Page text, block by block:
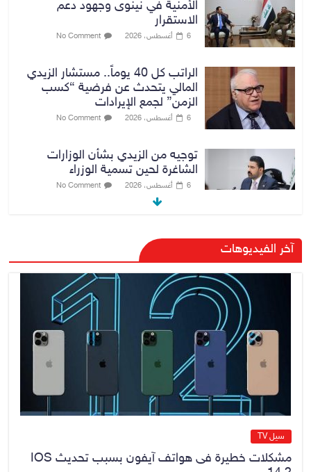
الأمنية في نينوى وجهود دعم
الاستقرار
6 أغسطس، 2026 No Comment
الراتب كل 40 يوماً.. مستشار الزيدي
المالي يتحدث عن فرضية “كسب
الزمن” لجمع الإيرادات
6 أغسطس، 2026 No Comment
توجيه من الزيدي بشأن الوزارات
الشاغرة لحين تسمية الوزراء
6 أغسطس، 2026 No Comment
هيئة الإعلام والاتصالات تعتمد شركة
Apple منصة رقمية موثوقة لدعم
الاقتصاد الرقمي
6 أغسطس، 2026 No Comment
رئيس هيئة النزاهة: لا مظلة تحمي
الفاسدين والمال العام أمانة
No Comment
آخر الفيديوهات
سيل TV
مشكلات خطيرة فى هواتف آيفون بسبب تحديث IOS